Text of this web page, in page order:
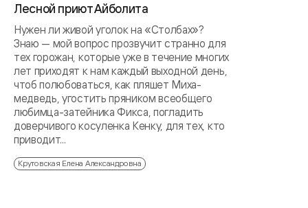
Лесной приют Айболита
Нужен ли живой уголок на «Столбах»?
Знаю — мой вопрос прозвучит странно для
тех горожан, которые уже в течение многих
лет приходят к нам каждый выходной день,
чтоб полюбоваться, как пляшет Миха-
медведь, угостить пряником всеобщего
любимца-затейника Фикса, погладить
доверчивого косуленка Кенку, для тех, кто
приводит...
Крутовская Елена Александровна